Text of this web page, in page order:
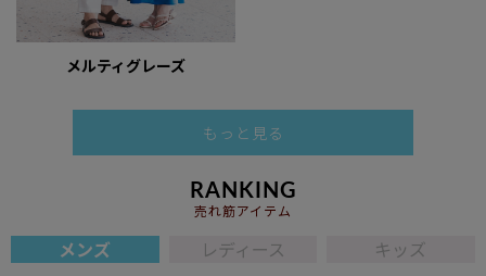
メルティグレーズ
もっと見る
RANKING
売れ筋アイテム
メンズ レディース キッズ